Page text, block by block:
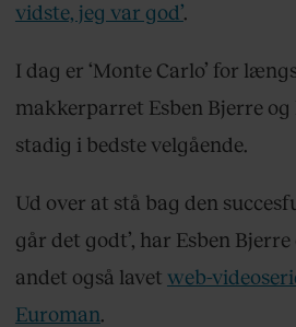
vidste, jeg var god’.
I dag er ‘Monte Carlo’ for
makkerparret Esben Bjerre
stadig i bedste velgående.
Ud over at stå bag den
går det godt’, har Esben
andet også lavet web-
Euroman.